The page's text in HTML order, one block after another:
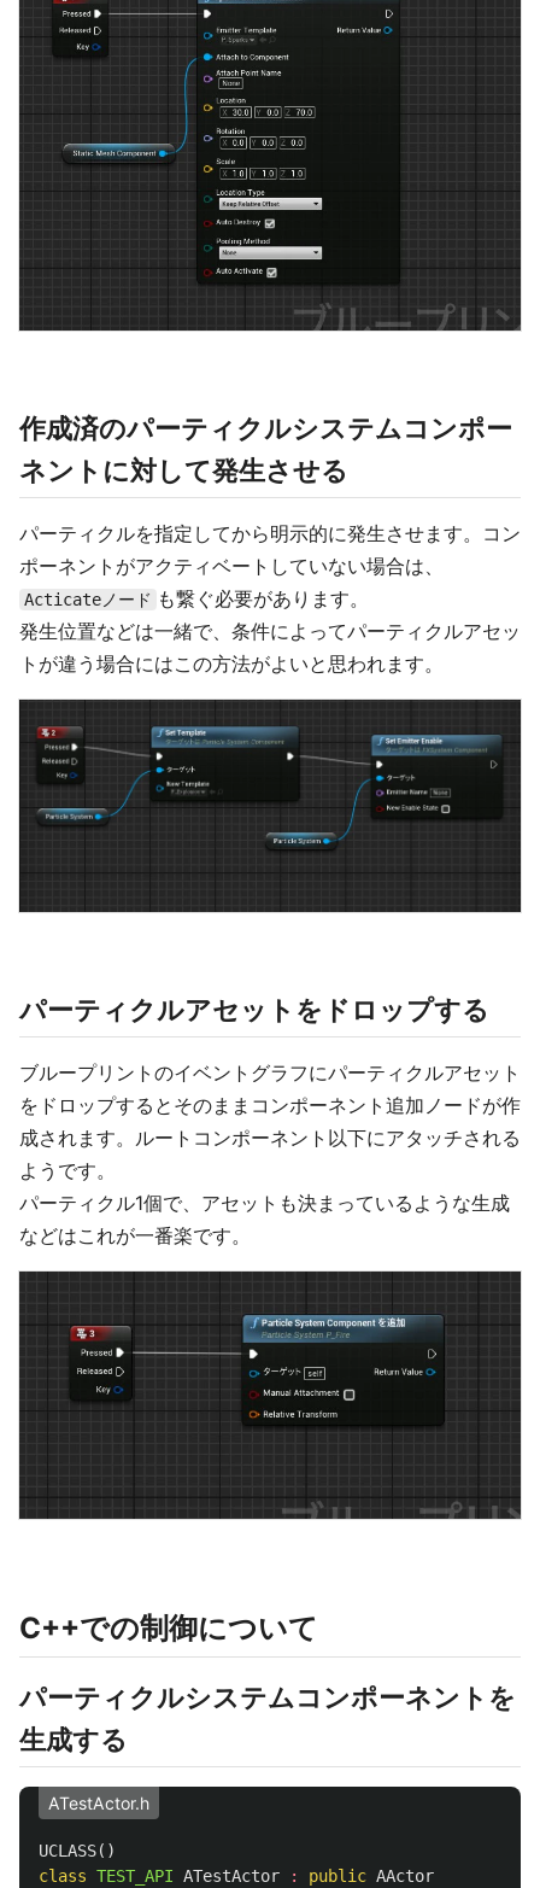
作成済のパーティクルシステムコンポー
ネントに対して発生させる
パーティクルを指定してから明示的に発生させます。コン
ポーネントがアクティベートしていない場合は、
Acticateノード も繋ぐ必要があります。
発生位置などは一緒で、条件によってパーティクルアセッ
トが違う場合にはこの方法がよいと思われます。
パーティクルアセットをドロップする
ブループリントのイベントグラフにパーティクルアセット
をドロップするとそのままコンポーネント追加ノードが作
成されます。ルートコンポーネント以下にアタッチされる
ようです。
パーティクル1個で、アセットも決まっているような生成
などはこれが一番楽です。
C++での制御について
パーティクルシステムコンポーネントを
生成する
ATestActor.h
UCLASS()
class TEST_API ATestActor : public AActor